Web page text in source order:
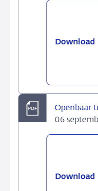
Download
Openbaar
06
Download